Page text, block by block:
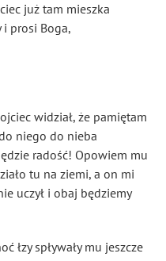
już tam mieszka
i prosi Boga,
widział, że pamiętam
niego do nieba
radość! Opowiem mu
tu na ziemi, a on mi
uczył i obaj będziemy
łzy spływały mu jeszcze